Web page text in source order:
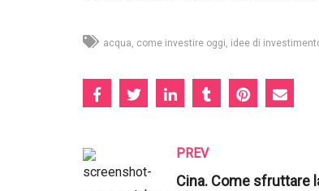
acqua come investire oggi idee di
PREV